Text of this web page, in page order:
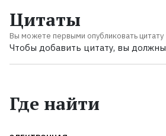
Цитаты
Вы можете первыми опубликовать цитату
Чтобы добавить цитату, вы должны
Где найти